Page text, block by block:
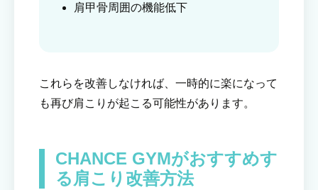
肩甲骨周囲の機能低下
これらを改善しなければ、一時的に楽になって
も再び肩こりが起こる可能性があります。
CHANCE GYMがおすすめす
る肩こり改善方法